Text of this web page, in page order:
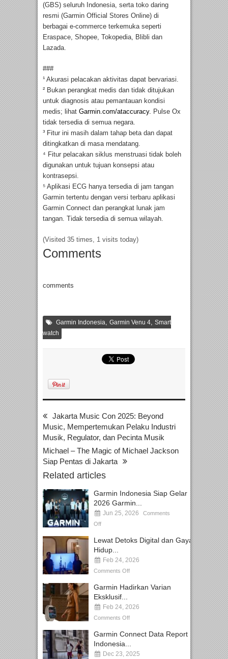
(GBS) seluruh Indonesia, serta toko daring
resmi (Garmin Official Stores Online) di
berbagai e-commerce terkemuka seperti
Eraspace, Shopee, Tokopedia, Blibli dan
Lazada.
###
¹ Akurasi pelacakan aktivitas dapat bervariasi.
² Bukan perangkat medis dan tidak ditujukan
untuk diagnosis atau pemantauan kondisi
medis; lihat Garmin.com/ataccuracy. Pulse Ox
tidak tersedia di semua negara.
³ Fitur ini masih dalam tahap beta dan dapat
ditingkatkan di masa mendatang.
⁴ Fitur pelacakan siklus menstruasi tidak boleh
digunakan untuk tujuan konsepsi atau
kontrasepsi.
⁵ Aplikasi ECG hanya tersedia di jam tangan
Garmin tertentu dengan versi terbaru aplikasi
Garmin Connect dan perangkat lunak jam
tangan. Tidak tersedia di semua wilayah.
(Visited 35 times, 1 visits today)
Comments
comments
Garmin Indonesia, Garmin Venu 4, Smart
watch
Jakarta Music Con 2025: Beyond
Music, Mempertemukan Pelaku Industri
Musik, Regulator, dan Pecinta Musik
Michael – The Magic of Michael Jackson
Siap Pentas di Jakarta
Related articles
Garmin Indonesia Siap Gelar
2026 Garmin...
Jun 25, 2026
Comments
Off
Lewat Detoks Digital dan Gaya
Hidup...
Feb 24, 2026
Comments Off
Garmin Hadirkan Varian
Eksklusif...
Feb 24, 2026
Comments Off
Garmin Connect Data Report
Indonesia...
Dec 23, 2025